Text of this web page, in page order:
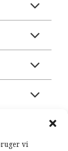
vi